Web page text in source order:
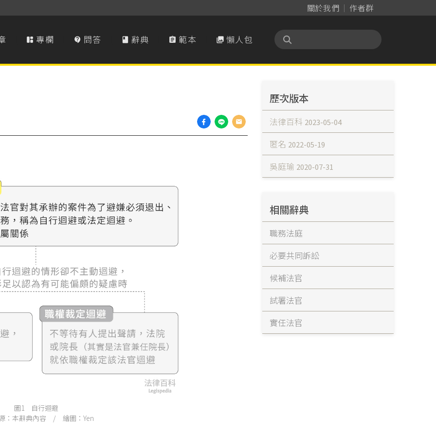
關於我們 作者群
 專欄  問答  辭典  範本  懶人包
圖1 自行迴避
：本辭典內容 / 繪圖：Yen
歷次版本
法律百科 2023-05-04
匿名 2022-05-19
吳庭瑜 2020-07-31
相關辭典
職務法庭
必要共同訴訟
候補法官
試署法官
實任法官